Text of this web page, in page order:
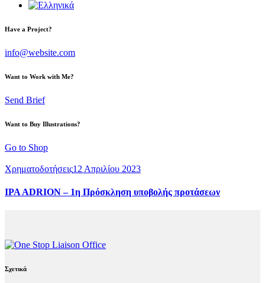
facebook-
linkedin
twitter-
Have a Project?
info@website.com
Want to Work with Me?
Send Brief
Want to Buy Illustrations?
Go to Shop
Χρηματοδοτήσεις12 Απριλίου 2023
IPA ADRION – 1η Πρόσκληση υποβολής προτάσεων
Σχετικά